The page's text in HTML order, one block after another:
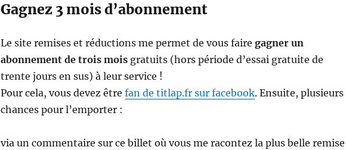
Gagnez 3 mois d’abonnement
Le site remises et réductions me permet de vous faire gagner un
abonnement de trois mois gratuits (hors période d’essai gratuite de
trente jours en sus) à leur service !
Pour cela, vous devez être fan de titlap.fr sur facebook. Ensuite, plusieurs
chances pour l’emporter :
via un commentaire sur ce billet où vous me racontez la plus belle remise